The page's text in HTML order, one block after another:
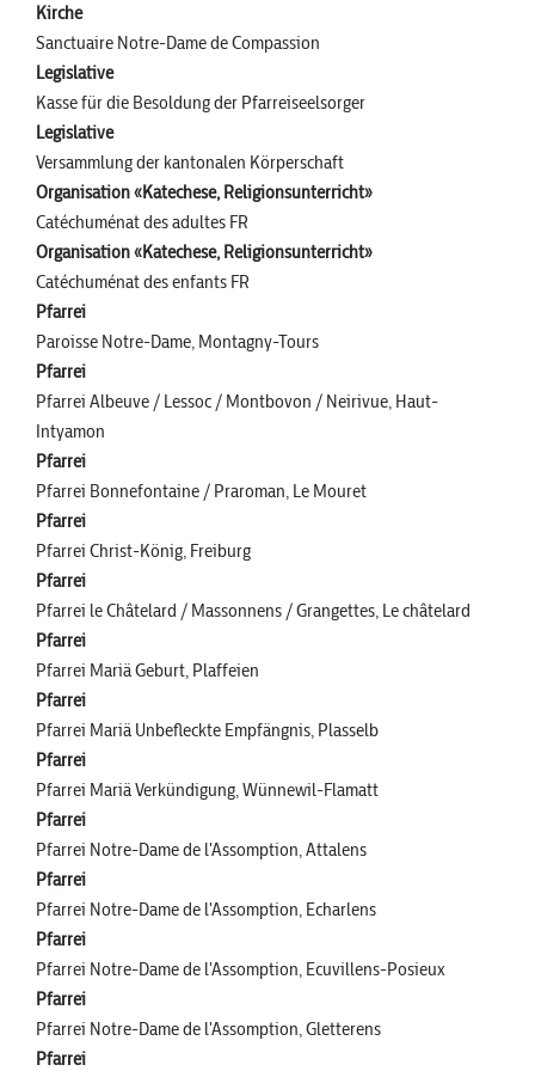
Kirche
Sanctuaire Notre-Dame de Compassion
Legislative
Kasse für die Besoldung der Pfarreiseelsorger
Legislative
Versammlung der kantonalen Körperschaft
Organisation «Katechese, Religionsunterricht»
Catéchuménat des adultes FR
Organisation «Katechese, Religionsunterricht»
Catéchuménat des enfants FR
Pfarrei
Paroisse Notre-Dame, Montagny-Tours
Pfarrei
Pfarrei Albeuve / Lessoc / Montbovon / Neirivue, Haut-
Intyamon
Pfarrei
Pfarrei Bonnefontaine / Praroman, Le Mouret
Pfarrei
Pfarrei Christ-König, Freiburg
Pfarrei
Pfarrei le Châtelard / Massonnens / Grangettes, Le châtelard
Pfarrei
Pfarrei Mariä Geburt, Plaffeien
Pfarrei
Pfarrei Mariä Unbefleckte Empfängnis, Plasselb
Pfarrei
Pfarrei Mariä Verkündigung, Wünnewil-Flamatt
Pfarrei
Pfarrei Notre-Dame de l'Assomption, Attalens
Pfarrei
Pfarrei Notre-Dame de l'Assomption, Echarlens
Pfarrei
Pfarrei Notre-Dame de l'Assomption, Ecuvillens-Posieux
Pfarrei
Pfarrei Notre-Dame de l'Assomption, Gletterens
Pfarrei